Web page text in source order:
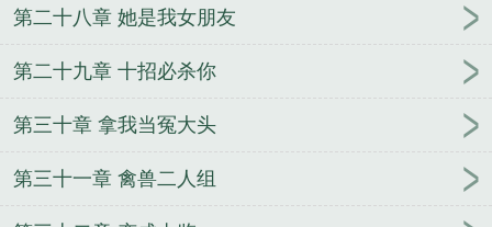
第二十八章 她是我女朋友
第二十九章 十招必杀你
第三十章 拿我当冤大头
第三十一章 禽兽二人组